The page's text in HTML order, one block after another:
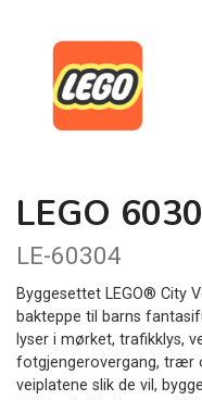
LEGO
LE-60304
Byggesettet LEGO® City
bakteppe til barns
lyser i mørket, trafikklys,
fotgjengerovergang, trær
veiplatene slik de vil,